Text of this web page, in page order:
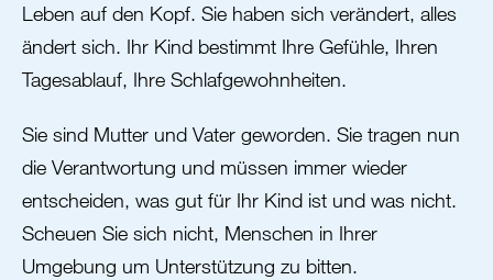
Leben auf den Kopf. Sie haben sich verändert, alles
ändert sich. Ihr Kind bestimmt Ihre Gefühle, Ihren
Tagesablauf, Ihre Schlafgewohnheiten.
Sie sind Mutter und Vater geworden. Sie tragen nun
die Verantwortung und müssen immer wieder
entscheiden, was gut für Ihr Kind ist und was nicht.
Scheuen Sie sich nicht, Menschen in Ihrer
Umgebung um Unterstützung zu bitten.